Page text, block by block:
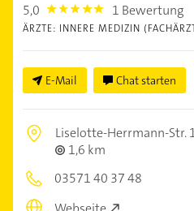
5,0 5.0 1 Bewertung
ÄRZTE: INNERE MEDIZIN
E-Mail Chat starten
Liselotte-Herrmann-Str.
1,6 km
03571 40 37 48